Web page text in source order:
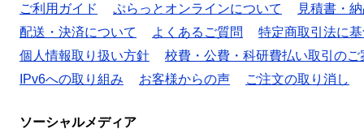
ご利用ガイド
ぷらっとオンラインについて
見積書・
配送・決済について
よくあるご質問
特定商取引法に
個人情報取り扱い方針
校費・公費・科研費払い取引のご
IPv6への取り組み
お客様からの声 ご注文の取り消し
ソーシャルメディア